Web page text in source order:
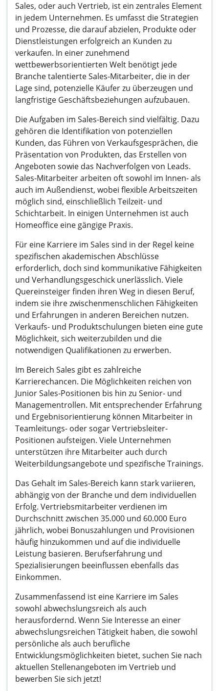
Sales, oder auch Vertrieb, ist ein zentrales Element
in jedem Unternehmen. Es umfasst die Strategien
und Prozesse, die darauf abzielen, Produkte oder
Dienstleistungen erfolgreich an Kunden zu
verkaufen. In einer zunehmend
wettbewerbsorientierten Welt benötigt jede
Branche talentierte Sales-Mitarbeiter, die in der
Lage sind, potenzielle Käufer zu überzeugen und
langfristige Geschäftsbeziehungen aufzubauen.
Die Aufgaben im Sales-Bereich sind vielfältig. Dazu
gehören die Identifikation von potenziellen
Kunden, das Führen von Verkaufsgesprächen, die
Präsentation von Produkten, das Erstellen von
Angeboten sowie das Nachverfolgen von Leads.
Sales-Mitarbeiter arbeiten oft sowohl im Innen- als
auch im Außendienst, wobei flexible Arbeitszeiten
möglich sind, einschließlich Teilzeit- und
Schichtarbeit. In einigen Unternehmen ist auch
Homeoffice eine gängige Praxis.
Für eine Karriere im Sales sind in der Regel keine
spezifischen akademischen Abschlüsse
erforderlich, doch sind kommunikative Fähigkeiten
und Verhandlungsgeschick unerlässlich. Viele
Quereinsteiger finden ihren Weg in diesen Beruf,
indem sie ihre zwischenmenschlichen Fähigkeiten
und Erfahrungen in anderen Bereichen nutzen.
Verkaufs- und Produktschulungen bieten eine gute
Möglichkeit, sich weiterzubilden und die
notwendigen Qualifikationen zu erwerben.
Im Bereich Sales gibt es zahlreiche
Karrierechancen. Die Möglichkeiten reichen von
Junior Sales-Positionen bis hin zu Senior- und
Managementrollen. Mit entsprechender Erfahrung
und Ergebnisorientierung können Mitarbeiter in
Teamleitungs- oder sogar Vertriebsleiter-
Positionen aufsteigen. Viele Unternehmen
unterstützen ihre Mitarbeiter auch durch
Weiterbildungsangebote und spezifische Trainings.
Das Gehalt im Sales-Bereich kann stark variieren,
abhängig von der Branche und dem individuellen
Erfolg. Vertriebsmitarbeiter verdienen im
Durchschnitt zwischen 35.000 und 60.000 Euro
jährlich, wobei Bonuszahlungen und Provisionen
häufig hinzukommen und auf die individuelle
Leistung basieren. Berufserfahrung und
Spezialisierungen beeinflussen ebenfalls das
Einkommen.
Zusammenfassend ist eine Karriere im Sales
sowohl abwechslungsreich als auch
herausfordernd. Wenn Sie Interesse an einer
abwechslungsreichen Tätigkeit haben, die sowohl
persönliche als auch berufliche
Entwicklungsmöglichkeiten bietet, suchen Sie nach
aktuellen Stellenangeboten im Vertrieb und
bewerben Sie sich jetzt!